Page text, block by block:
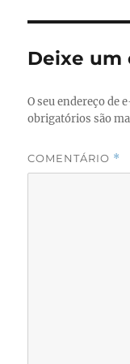
b
o
o
k
d
o
n
Deixe um
O seu endereço de
obrigatórios são
COMENTÁRIO *